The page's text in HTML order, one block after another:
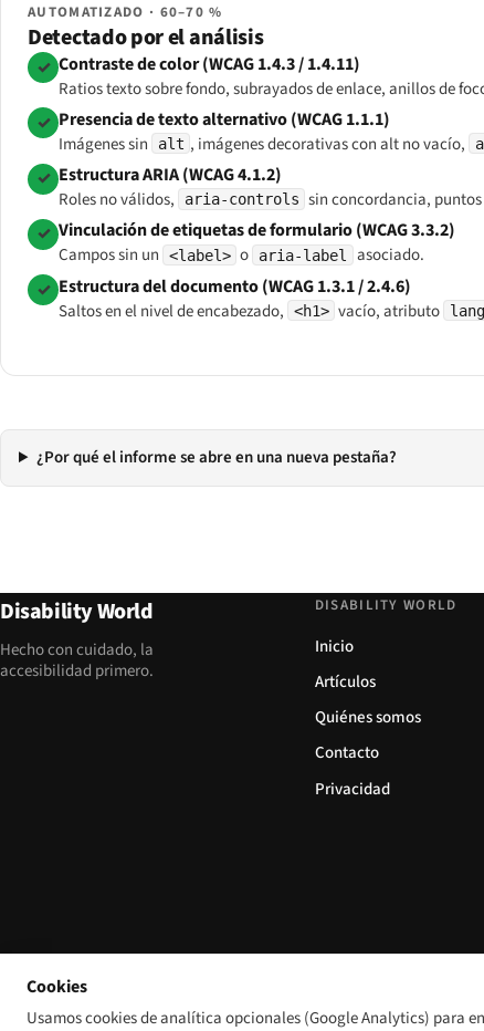
AUTOMATIZADO · 60–70 %
Detectado por el análisis
✓ Contraste de color (WCAG 1.4.3 / 1.4.11)
Ratios texto sobre fondo, subrayados de enlace, anillos de
✓ Presencia de texto alternativo (WCAG 1.1.1)
Imágenes sin alt , imágenes decorativas con alt no vacío,
✓ Estructura ARIA (WCAG 4.1.2)
Roles no válidos, aria-controls sin concordancia,
✓ Vinculación de etiquetas de formulario (WCAG 3.3.2)
Campos sin un <label> o aria-label asociado.
✓ Estructura del documento (WCAG 1.3.1 / 2.4.6)
Saltos en el nivel de encabezado, <h1> vacío, atributo lang
¿Por qué el informe se abre en una nueva pestaña?
Disability World
Hecho con cuidado, la
accesibilidad primero.
DISABILITY WORLD
Inicio
Artículos
Quiénes somos
Contacto
Privacidad
Cookies
Usamos cookies de analítica opcionales (Google Analytics) para